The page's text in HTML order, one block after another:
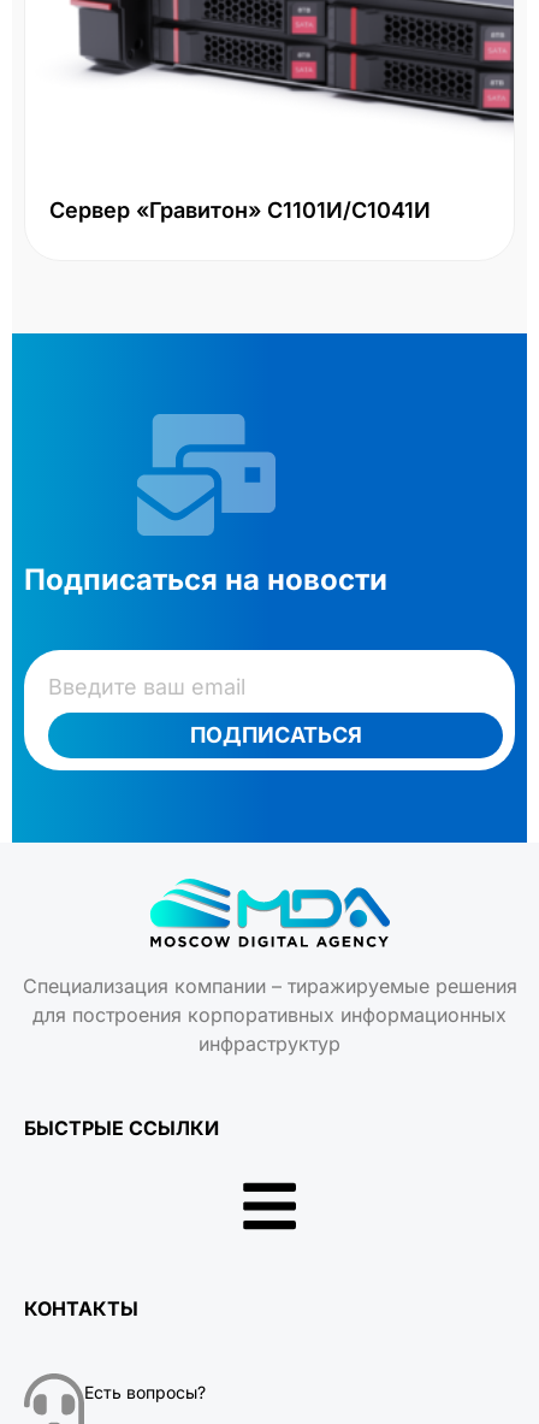
Сервер «Гравитон» С1101И/С1041И
Подписаться на новости
ПОДПИСАТЬСЯ
Специализация компании – тиражируемые решения
для построения корпоративных информационных
инфраструктур
БЫСТРЫЕ ССЫЛКИ
КОНТАКТЫ
Есть вопросы?